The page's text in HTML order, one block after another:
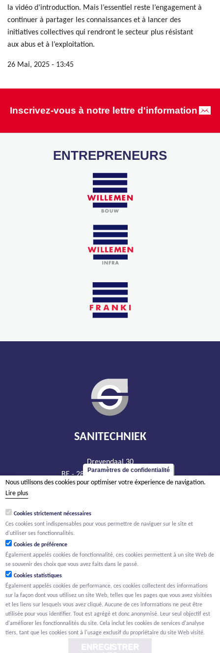
la vidéo d’introduction. Mais l’essentiel reste l’engagement à
continuer à partager les connaissances et à lancer des
initiatives collectives qui rendront le secteur plus résistant
aux abus et à l’exploitation.
26 Mai, 2025 - 13:45
Inscrivez-vous à notre lettre d'information
ENTREPRENEURS
SANITECHNIEK
Drevendaal 30
BE - 2860 Sint-Katelijne-Waver
tél +32 15 20 93 44
RPM Anvers, département Malines
Paramètres de confidentialité
Nous utilisons des cookies pour optimiser votre éxperience de navigation.
Lire plus
Cookies strictement nécessaires
Ces cookies sont indispensables pour vous permettre de naviguer sur le site et
d'utiliser ses fonctionnalités.
Cookies de préférence
Également appelés cookies de fonctionnalité, ces cookies permettent à un site Web de
se souvenir des choix que vous avez faits dans le passé.
Cookies statistiques
Également appelés cookies de performance, ces cookies collectent des informations
sur la façon dont vous utilisez un site Web, telles que les pages que vous avez visitées
et les liens sur lesquels vous avez cliqué. Aucune de ces informations ne peut être
utilisée pour vous identifier. Tout est agrégé et donc anonymisé. Leur seul objectif est
d'améliorer les fonctionnalités du site. Cela inclut les cookies de services d'analyse
tiers, tant que les cookies sont à l'usage exclusif du propriétaire du site Web visité.
ENREGISTRER